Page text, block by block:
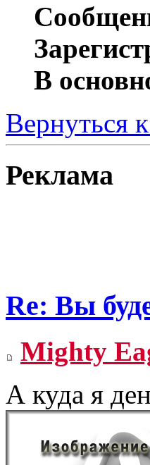
В
Вернуться
Реклама
Re: Вы
Mighty
А куда я